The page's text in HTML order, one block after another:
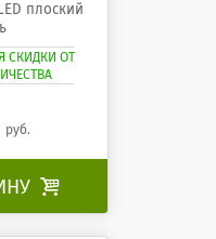
плоский
СКИДКИ ОТ
руб.
